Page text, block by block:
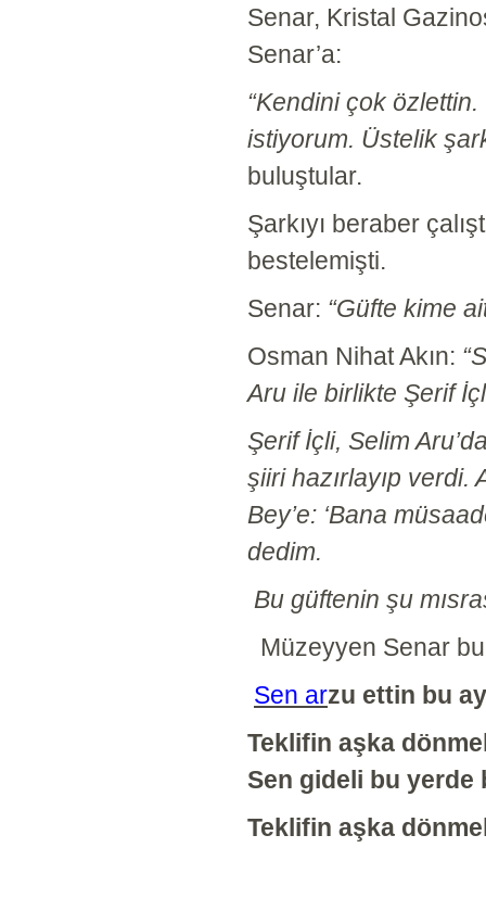
Senar, Kristal
Senar’a:
“Kendini çok
istiyorum. Üstelik
buluştular.
Şarkıyı beraber
bestelemişti.
Senar: “Güfte kime
Osman Nihat Akın:
Aru ile birlikte Şerif
Şerif İçli, Selim
şiiri hazırlayıp
Bey’e: ‘Bana
dedim.
Bu güftenin şu
Müzeyyen Senar bu
Sen arzu ettin bu
Teklifin aşka
Sen gideli bu
Teklifin aşka